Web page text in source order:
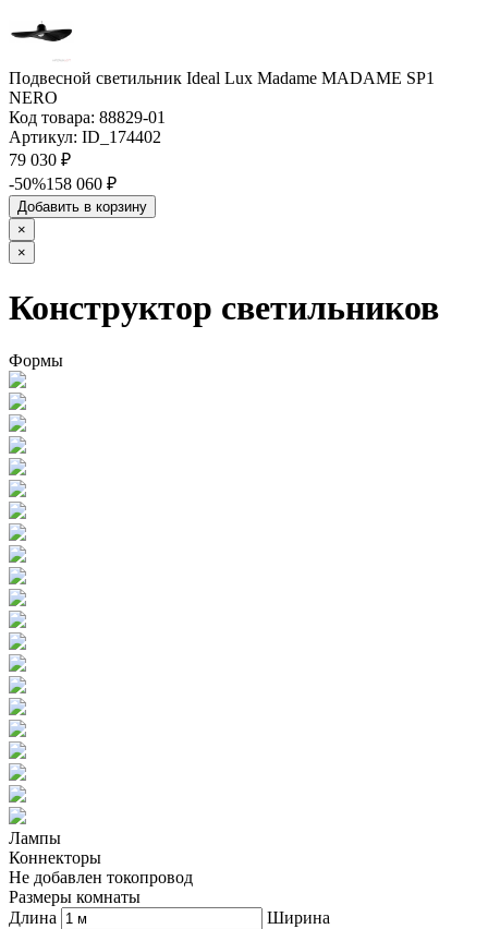
Подвесной светильник Ideal Lux Madame MADAME SP1
NERO
Код товара: 88829-01
Артикул: ID_174402
79 030 ₽
-50%158 060 ₽
Добавить в корзину
×
×
Конструктор светильников
Формы
Лампы
Коннекторы
Не добавлен токопровод
Размеры комнаты
Длина
Ширина